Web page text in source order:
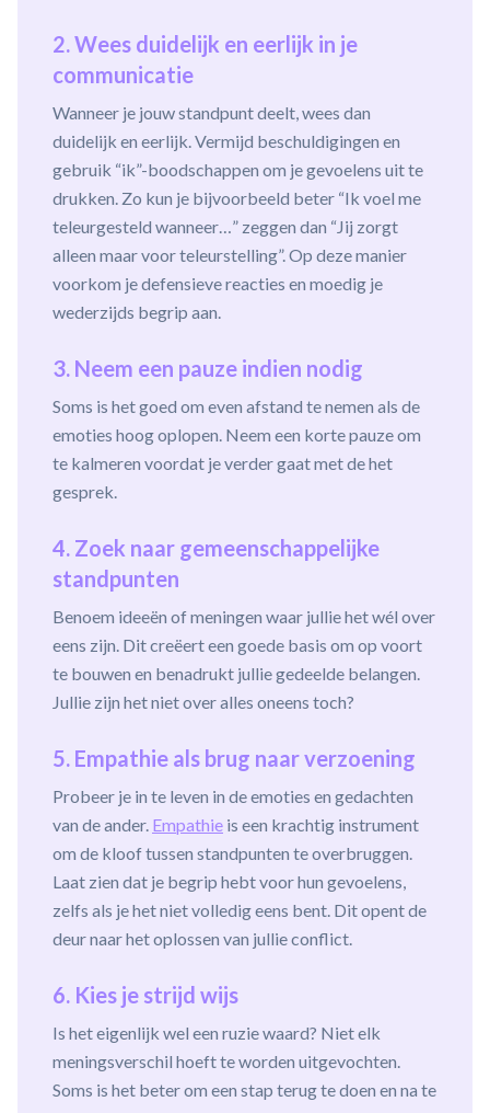
2. Wees duidelijk en eerlijk in je
communicatie
Wanneer je jouw standpunt deelt, wees dan
duidelijk en eerlijk. Vermijd beschuldigingen en
gebruik “ik”-boodschappen om je gevoelens uit te
drukken. Zo kun je bijvoorbeeld beter “Ik voel me
teleurgesteld wanneer…” zeggen dan “Jij zorgt
alleen maar voor teleurstelling”. Op deze manier
voorkom je defensieve reacties en moedig je
wederzijds begrip aan.
3. Neem een pauze indien nodig
Soms is het goed om even afstand te nemen als de
emoties hoog oplopen. Neem een korte pauze om
te kalmeren voordat je verder gaat met de het
gesprek.
4. Zoek naar gemeenschappelijke
standpunten
Benoem ideeën of meningen waar jullie het wél over
eens zijn. Dit creëert een goede basis om op voort
te bouwen en benadrukt jullie gedeelde belangen.
Jullie zijn het niet over alles oneens toch?
5. Empathie als brug naar verzoening
Probeer je in te leven in de emoties en gedachten
van de ander. Empathie is een krachtig instrument
om de kloof tussen standpunten te overbruggen.
Laat zien dat je begrip hebt voor hun gevoelens,
zelfs als je het niet volledig eens bent. Dit opent de
deur naar het oplossen van jullie conflict.
6. Kies je strijd wijs
Is het eigenlijk wel een ruzie waard? Niet elk
meningsverschil hoeft te worden uitgevochten.
Soms is het beter om een stap terug te doen en na te